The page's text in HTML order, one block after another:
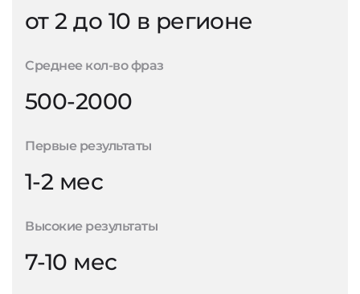
от 2 до 10 в регионе
Среднее кол-во фраз
500-2000
Первые результаты
1-2 мес
Высокие результаты
7-10 мес